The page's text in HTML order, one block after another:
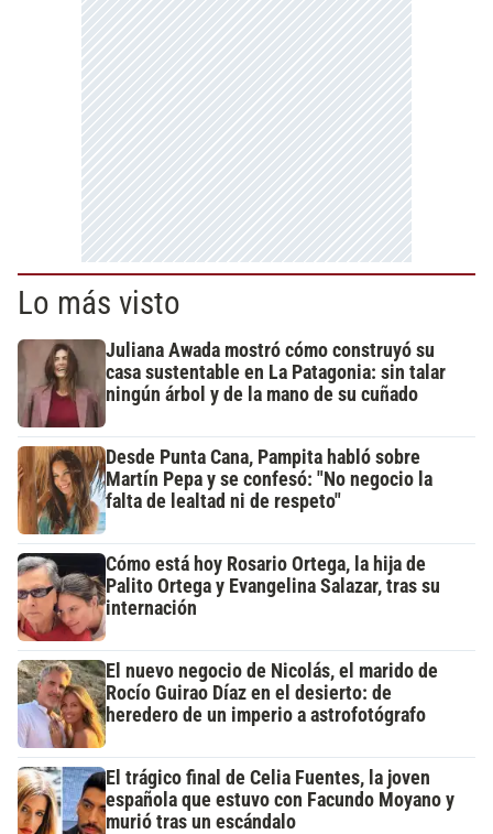
Lo más visto
Juliana Awada mostró cómo construyó su
casa sustentable en La Patagonia: sin talar
ningún árbol y de la mano de su cuñado
Desde Punta Cana, Pampita habló sobre
Martín Pepa y se confesó: "No negocio la
falta de lealtad ni de respeto"
Cómo está hoy Rosario Ortega, la hija de
Palito Ortega y Evangelina Salazar, tras su
internación
El nuevo negocio de Nicolás, el marido de
Rocío Guirao Díaz en el desierto: de
heredero de un imperio a astrofotógrafo
El trágico final de Celia Fuentes, la joven
española que estuvo con Facundo Moyano y
murió tras un escándalo